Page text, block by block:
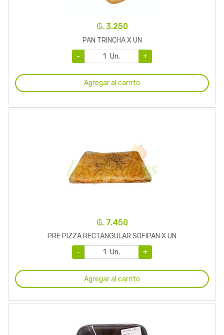
₲. 3.250
PAN TRINCHA X UN
-
Un. +
Agregar al carrito
₲. 7.450
PRE PIZZA RECTANGULAR SOFIPAN X UN
-
Un. +
Agregar al carrito